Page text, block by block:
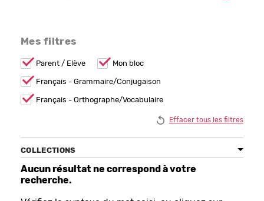
Mot de passe ou identifiant oublié
Bénéficiez de tarifs préférentiels
Aucun résultat ne correspond à votre
recherche.
Mes filtres
Remove
Elève
Parent / Elève
Remove
bloc
Mon bloc
Remove Français -
filter
Français - Grammaire/Conjugaison
Remove Français -
Français - Orthographe/Vocabulaire
Effacer tous les filtres
COLLECTIONS